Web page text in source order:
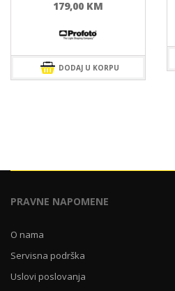
179,00 KM
DODAJ U KORPU
PRAVNE NAPOMENE
O nama
Servisna podrška
Uslovi poslovanja